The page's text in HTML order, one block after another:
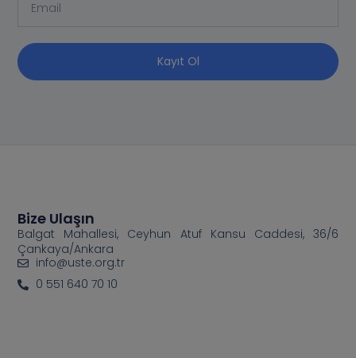
Kayıt Ol
Bize Ulaşın
Balgat Mahallesi, Ceyhun Atuf Kansu Caddesi, 36/6
Çankaya/Ankara
info@uste.org.tr
0 551 640 70 10